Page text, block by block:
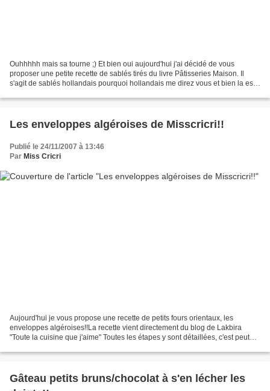
Ouhhhhh mais sa tourne ;) Et bien oui aujourd'hui j'ai décidé de vous
proposer une petite recette de sablés tirés du livre Pâtisseries Maison. Il
s'agit de sablés hollandais pourquoi hollandais me direz vous et bien la est
Les enveloppes algéroises de Misscricri!!
Publié le 24/11/2007 à 13:46
Par Miss Cricri
Aujourd'hui je vous propose une recette de petits fours orientaux, les
enveloppes algéroises!!La recette vient directement du blog de Lakbira
"Toute la cuisine que j'aime" Toutes les étapes y sont détaillées, c'est peut
Gâteau petits bruns/chocolat à s'en lécher les